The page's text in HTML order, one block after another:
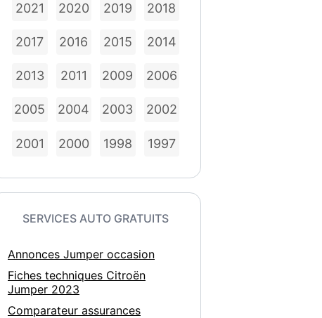
2021 2020 2019 2018
2017 2016 2015 2014
2013 2011 2009 2006
2005 2004 2003 2002
2001 2000 1998 1997
SERVICES AUTO GRATUITS
Annonces Jumper occasion
Fiches techniques Citroën
Jumper 2023
Comparateur assurances